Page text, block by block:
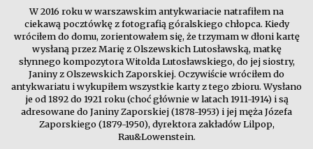
W 2016 roku w warszawskim antykwariacie natrafiłem na
ciekawą pocztówkę z fotografią góralskiego chłopca. Kiedy
wróciłem do domu, zorientowałem się, że trzymam w dłoni kartę
wysłaną przez Marię z Olszewskich Lutosławską, matkę
słynnego kompozytora Witolda Lutosławskiego, do jej siostry,
Janiny z Olszewskich Zaporskiej. Oczywiście wróciłem do
antykwariatu i wykupiłem wszystkie karty z tego zbioru. Wysłano
je od 1892 do 1921 roku (choć głównie w latach 1911-1914) i są
adresowane do Janiny Zaporskiej (1878-1953) i jej męża Józefa
Zaporskiego (1879-1950), dyrektora zakładów Lilpop,
Rau&Lowenstein.